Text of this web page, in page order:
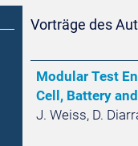
Vorträge des
Modular Test
Cell, Battery
J. Weiss, D.